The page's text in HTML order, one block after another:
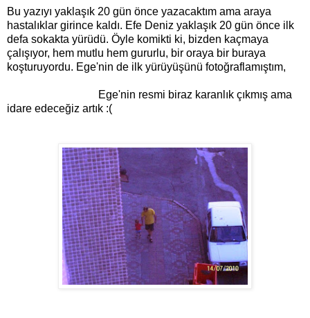
Bu yazıyı yaklaşık 20 gün önce yazacaktım ama araya
hastalıklar girince kaldı. Efe Deniz yaklaşık 20 gün önce ilk
defa sokakta yürüdü. Öyle komikti ki, bizden kaçmaya
çalışıyor, hem mutlu hem gururlu, bir oraya bir buraya
koşturuyordu. Ege'nin de ilk yürüyüşünü fotoğraflamıştım,
Ege'nin resmi biraz karanlık çıkmış ama
idare edeceğiz artık :(